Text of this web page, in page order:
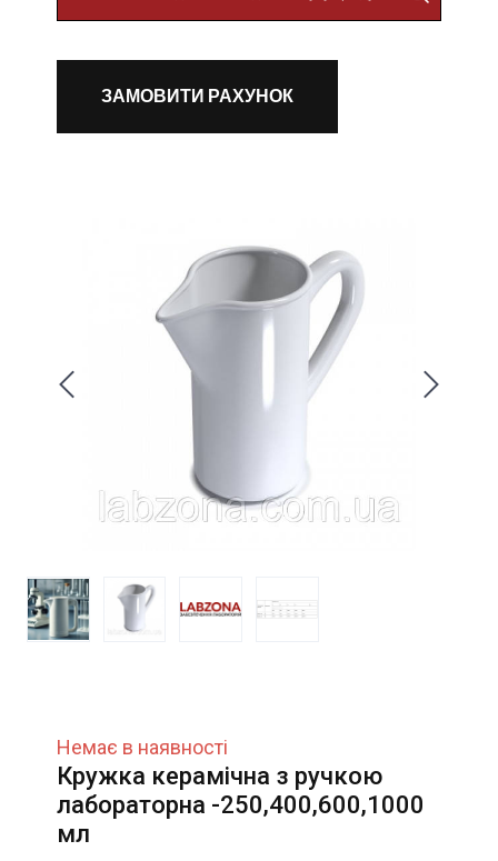
ЗАМОВИТИ РАХУНОК
Немає в наявності
Кружка керамічна з ручкою
лабораторна -250,400,600,1000
мл